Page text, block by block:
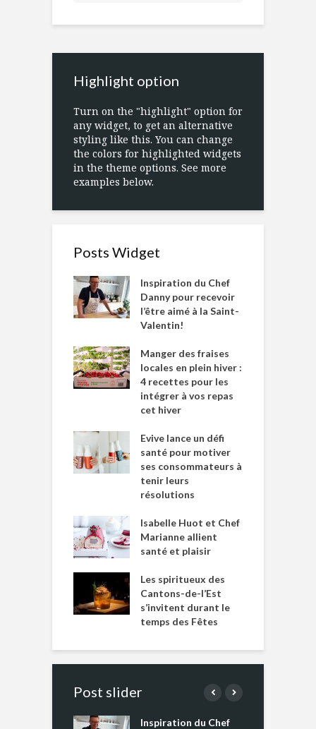
Highlight option
Turn on the "highlight" option for
any widget, to get an alternative
styling like this. You can change
the colors for highlighted widgets
in the theme options. See more
examples below.
Posts Widget
Inspiration du Chef
Danny pour recevoir
l’être aimé à la Saint-
Valentin!
Manger des fraises
locales en plein hiver :
4 recettes pour les
intégrer à vos repas
cet hiver
Evive lance un défi
santé pour motiver
ses consommateurs à
tenir leurs
résolutions
Isabelle Huot et Chef
Marianne allient
santé et plaisir
Les spiritueux des
Cantons-de-l’Est
s’invitent durant le
temps des Fêtes
Post slider
Inspiration du Chef